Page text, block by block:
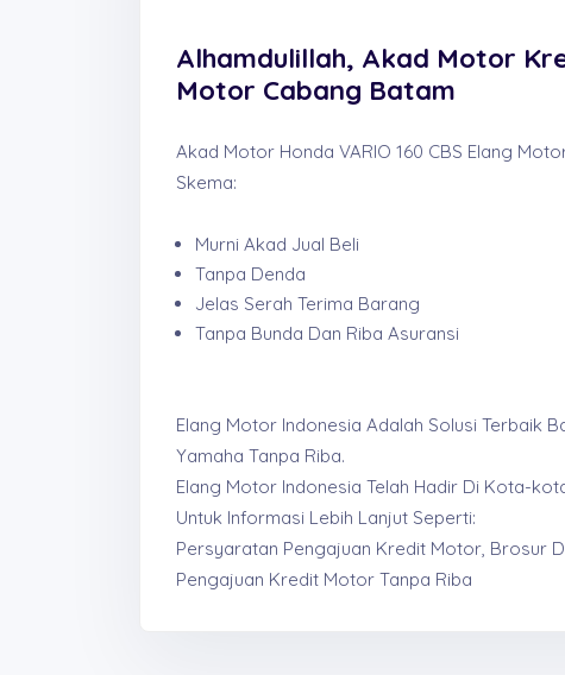
Alhamdulillah, Akad Motor
Motor Cabang Batam
Akad Motor Honda VARIO 160 CBS Elang
Skema:
Murni Akad Jual Beli
Tanpa Denda
Jelas Serah Terima Barang
Tanpa Bunda Dan Riba Asuransi
Elang Motor Indonesia Adalah Solusi Terbaik
Yamaha Tanpa Riba.
Elang Motor Indonesia Telah Hadir Di Kota-
Untuk Informasi Lebih Lanjut Seperti:
Persyaratan Pengajuan Kredit Motor, Brosur
Pengajuan Kredit Motor Tanpa Riba